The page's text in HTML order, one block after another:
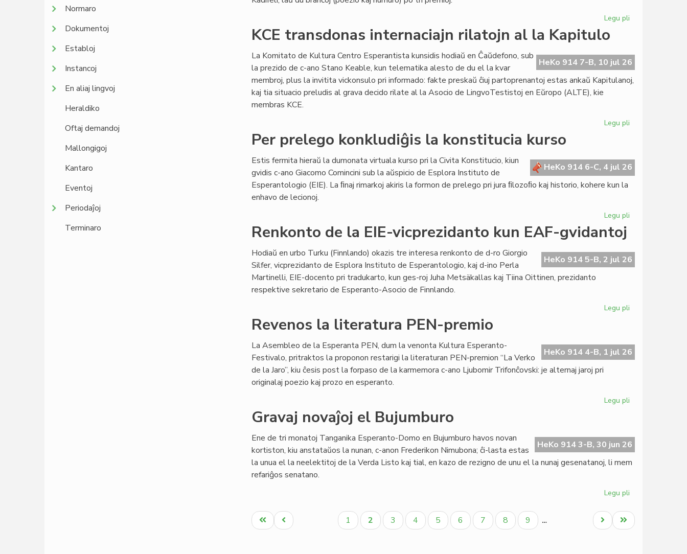
Legu pli
Konkurso
EKRA:
rezultoj
KCE transdonas internaciajn rilatojn al la Kapitulo
HeKo 914 7-B, 10 jul 26
La Komitato de Kultura Centro Esperantista kunsidis hodiaŭ en Ĉaŭdefono, sub
la prezido de c-ano Stano Keable, kun telematika alesto de du el la kvar
membroj, plus la invitita vickonsulo pri informado: fakte preskaŭ ĉiuj partoprenantoj estas ankaŭ Kapitulanoj,
kaj tia situacio preludis al grava decido rilate al la Asocio de LingvoTestistoj en Eŭropo (ALTE), kie
membras KCE.
Legu pli
rilatojn
al
Per prelego konkludiĝis la konstitucia kurso
HeKo 914 6-C, 4 jul 26
Estis fermita hieraŭ la dumonata virtuala kurso pri la Civita Konstitucio, kiun
gvidis c-ano Giacomo Comincini sub la aŭspicio de Esplora Instituto de
Esperantologio (EIE). La ﬁnaj rimarkoj akiris la formon de prelego pri jura ﬁlozoﬁo kaj historio, kohere kun la
enhavo de lecionoj.
Legu pli
la
konstitucia
Renkonto de la EIE-vicprezidanto kun EAF-gvidantoj
HeKo 914 5-B, 2 jul 26
Hodiaŭ en urbo Turku (Finnlando) okazis tre interesa renkonto de d-ro Giorgio
Silfer, vicprezidanto de Esplora Instituto de Esperantologio, kaj d-ino Perla
Martinelli, EIE-docento pri tradukarto, kun ges-roj Juha Metsäkallas kaj Tiina Oittinen, prezidanto
respektive sekretario de Esperanto-Asocio de Finnlando.
Legu pli
EIE-
vicprezidanto
Revenos la literatura PEN-premio
HeKo 914 4-B, 1 jul 26
La Asembleo de la Esperanta PEN, dum la venonta Kultura Esperanto-
Festivalo, pritraktos la proponon restarigi la literaturan PEN-premion “La Verko
de la Jaro”, kiu ĉesis post la forpaso de la karmemora c-ano Ljubomir Trifonĉovski: je alternaj jaroj pri
originalaj poezio kaj prozo en esperanto.
Legu pli
PEN-
premio
Gravaj novaĵoj el Bujumburo
HeKo 914 3-B, 30 jun 26
Ene de tri monatoj Tanganika Esperanto-Domo en Bujumburo havos novan
kortiston, kiu anstataŭos la nunan, c-anon Frederikon Nimubona; ĉi-lasta estas
la unua el la neelektitoj de la Verda Listo kaj tial, en kazo de rezigno de unu el la nunaj gesenatanoj, li mem
refariĝos senatano.
Legu pli
novaĵoj
el
Pagination
Unua
paĝo
Antaŭa
paĝo
Paĝo
1
Aktuala
paĝo
2 Paĝo
3 Paĝo
4 Paĝo
5 Paĝo
6 Paĝo
7 Paĝo
8 Paĝo
9 …
Last
page
Next
page
Normaro
Dokumentoj
Establoj
Instancoj
En aliaj lingvoj
Heraldiko
Oftaj demandoj
Mallongigoj
Kantaro
Eventoj
Periodaĵoj
Terminaro